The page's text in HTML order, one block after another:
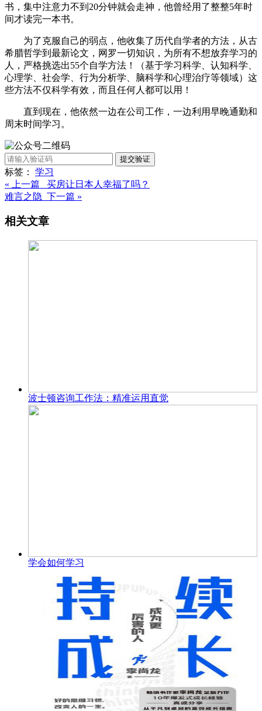
书，集中注意力不到20分钟就会走神，他曾经用了整整5年时
间才读完一本书。
为了克服自己的弱点，他收集了历代自学者的方法，从古
希腊哲学到最新论文，网罗一切知识，为所有不想放弃学习的
人，严格挑选出55个自学方法！（基于学习科学、认知科学、
心理学、社会学、行为分析学、脑科学和心理治疗等领域）这
些方法不仅科学有效，而且任何人都可以用！
直到现在，他依然一边在公司工作，一边利用早晚通勤和
周末时间学习。
提交验证
标签：
学习
« 上一篇 买房让日本人幸福了吗？
难言之隐 下一篇 »
相关文章
波士顿咨询工作法：精准运用直觉
学会如何学习